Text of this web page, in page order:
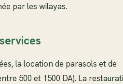
par les wilayas.
la location de parasols et de
500 et 1500 DA). La